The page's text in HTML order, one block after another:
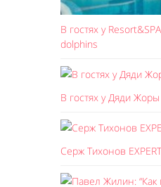
В гостях у
dolphins
В гостях у Дяди Жоры
Серж Тихонов